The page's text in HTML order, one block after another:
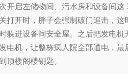
开启左储物间、污水房和设备间这
打开时，胖子会强制破门追击，这
躲进设备间安全屋。之后把发电机
电机，让整栋疯人院全部通电，最
顶楼阁楼钥匙。